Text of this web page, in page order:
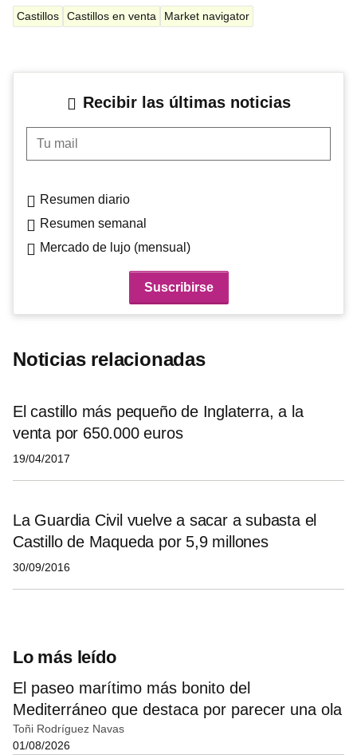
Castillos Castillos en venta Market navigator
Recibir las últimas noticias
Tu mail
Resumen diario
Resumen semanal
Mercado de lujo (mensual)
Noticias relacionadas
El castillo más pequeño de Inglaterra, a la
venta por 650.000 euros
19/04/2017
La Guardia Civil vuelve a sacar a subasta el
Castillo de Maqueda por 5,9 millones
30/09/2016
Lo más leído
El paseo marítimo más bonito del
Mediterráneo que destaca por parecer una ola
Toñi Rodríguez Navas
01/08/2026